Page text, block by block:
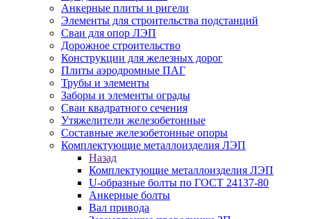
Анкерные плиты и ригели
Элементы для строительства подстанций
Сваи для опор ЛЭП
Дорожное строительство
Конструкции для железных дорог
Плиты аэродромные ПАГ
Трубы и элементы
Заборы и элементы ограды
Сваи квадратного сечения
Утяжелители железобетонные
Составные железобетонные опоры
Комплектующие металлоизделия ЛЭП
Назад
Комплектующие металлоизделия ЛЭП
U-образные болты по ГОСТ 24137-80
Анкерные болты
Вал привода